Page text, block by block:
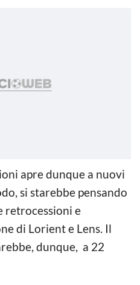
apre dunque a nuovi
si starebbe pensando
retrocessioni e
di Lorient e Lens. Il
dunque, a 22